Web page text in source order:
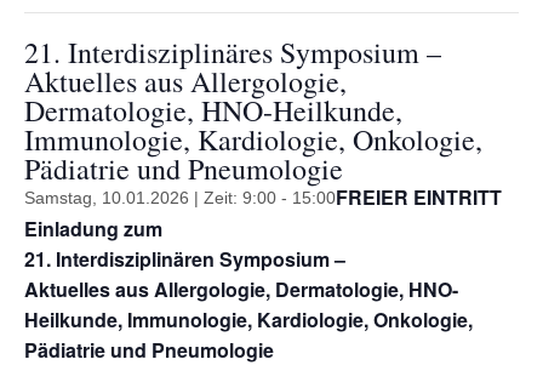
21. Interdisziplinäres Symposium –
Aktuelles aus Allergologie,
Dermatologie, HNO-Heilkunde,
Immunologie, Kardiologie, Onkologie,
Pädiatrie und Pneumologie
Samstag, 10.01.2026 | Zeit: 9:00 - 15:00FREIER EINTRITT
Einladung zum
21. Interdisziplinären Symposium –
Aktuelles aus Allergologie, Dermatologie, HNO-
Heilkunde, Immunologie, Kardiologie, Onkologie,
Pädiatrie und Pneumologie